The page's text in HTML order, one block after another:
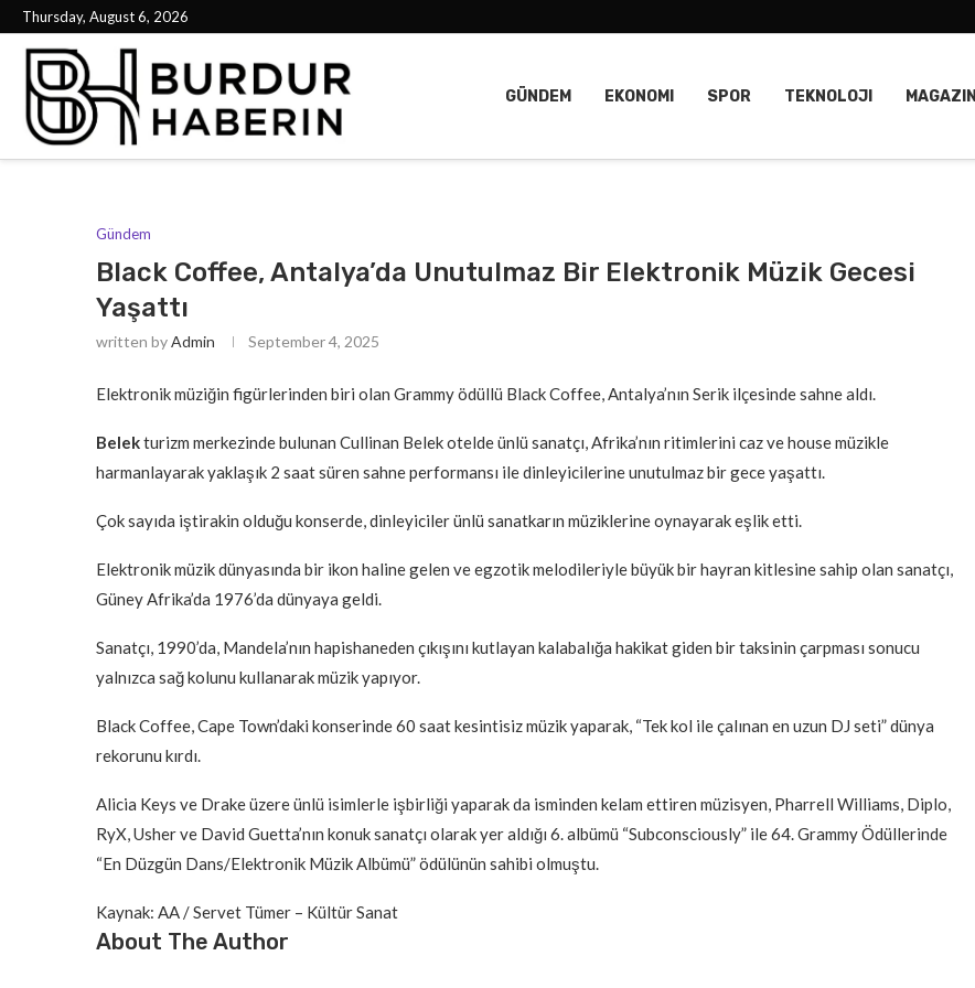
Thursday, August 6, 2026
GÜNDEM EKONOMI SPOR TEKNOLOJI MAGAZIN
Gündem
Black Coffee, Antalya’da Unutulmaz Bir Elektronik Müzik Gecesi
Yaşattı
written byAdmin September 4, 2025
Elektronik müziğin figürlerinden biri olan Grammy ödüllü Black Coffee, Antalya’nın Serik ilçesinde sahne aldı.
Belekturizm merkezinde bulunan Cullinan Belek otelde ünlü sanatçı, Afrika’nın ritimlerini caz ve house müzikle
harmanlayarak yaklaşık 2 saat süren sahne performansı ile dinleyicilerine unutulmaz bir gece yaşattı.
Çok sayıda iştirakin olduğu konserde, dinleyiciler ünlü sanatkarın müziklerine oynayarak eşlik etti.
Elektronik müzik dünyasında bir ikon haline gelen ve egzotik melodileriyle büyük bir hayran kitlesine sahip olan sanatçı,
Güney Afrika’da 1976’da dünyaya geldi.
Sanatçı, 1990’da, Mandela’nın hapishaneden çıkışını kutlayan kalabalığa hakikat giden bir taksinin çarpması sonucu
yalnızca sağ kolunu kullanarak müzik yapıyor.
Black Coffee, Cape Town’daki konserinde 60 saat kesintisiz müzik yaparak, “Tek kol ile çalınan en uzun DJ seti” dünya
rekorunu kırdı.
Alicia Keys ve Drake üzere ünlü isimlerle işbirliği yaparak da isminden kelam ettiren müzisyen, Pharrell Williams, Diplo,
RyX, Usher ve David Guetta’nın konuk sanatçı olarak yer aldığı 6. albümü “Subconsciously” ile 64. Grammy Ödüllerinde
“En Düzgün Dans/Elektronik Müzik Albümü” ödülünün sahibi olmuştu.
Kaynak: AA / Servet Tümer – Kültür Sanat
About The Author